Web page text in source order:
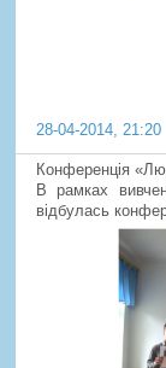
28-04-2014, 21:20
Конференція
В рамках
відбулась